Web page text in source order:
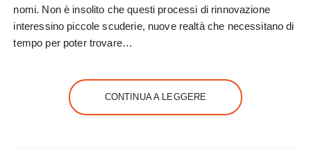
nomi. Non è insolito che questi processi di rinnovazione
interessino piccole scuderie, nuove realtà che necessitano di
tempo per poter trovare…
CONTINUA A LEGGERE